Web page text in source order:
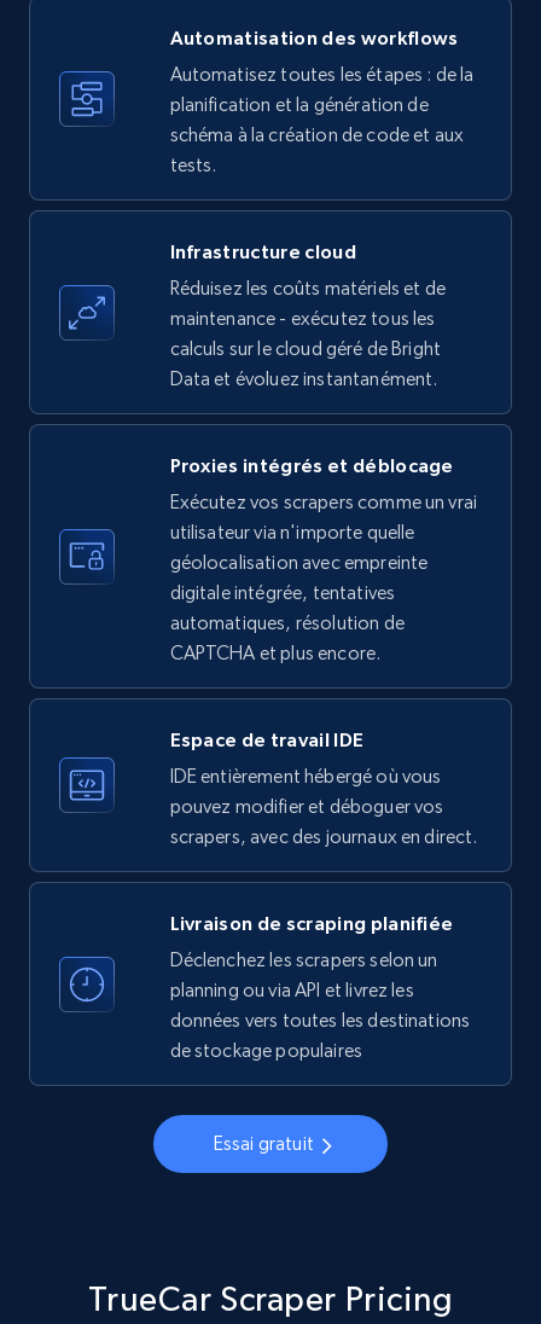
35.3K+ 5.7K+ Essai gratuit
LinkedIn company information
Employees in linkedin, About, Specialties, and
more.
3.5K+ Essai gratuit
Instagram - Profiles
Account, Fbid, ID, Followers, Posts count, Is
business account, Is professional account, Is
verified, and more.
3.5K+ Essai gratuit
Instagram - Profiles - Collect profile
information by user name
Account, Fbid, ID, Followers, Posts count, Is
business account, Is professional account, Is
verified, and more.
3.5K+ Essai gratuit
Crunchbase companies information
Name, URL, ID, Cb rank, Region, About,
Industries, Operating status, and more.
1.6K+ Essai gratuit
Crunchbase companies information -
Automatisation des workflows
Automatisez toutes les étapes : de la
planification et la génération de
schéma à la création de code et aux
tests.
Infrastructure cloud
Réduisez les coûts matériels et de
maintenance - exécutez tous les
calculs sur le cloud géré de Bright
Data et évoluez instantanément.
Proxies intégrés et déblocage
Exécutez vos scrapers comme un vrai
utilisateur via n'importe quelle
géolocalisation avec empreinte
digitale intégrée, tentatives
automatiques, résolution de
CAPTCHA et plus encore.
Espace de travail IDE
IDE entièrement hébergé où vous
pouvez modifier et déboguer vos
scrapers, avec des journaux en direct.
Livraison de scraping planifiée
Déclenchez les scrapers selon un
planning ou via API et livrez les
données vers toutes les destinations
de stockage populaires
Essai gratuit
TrueCar Scraper Pricing